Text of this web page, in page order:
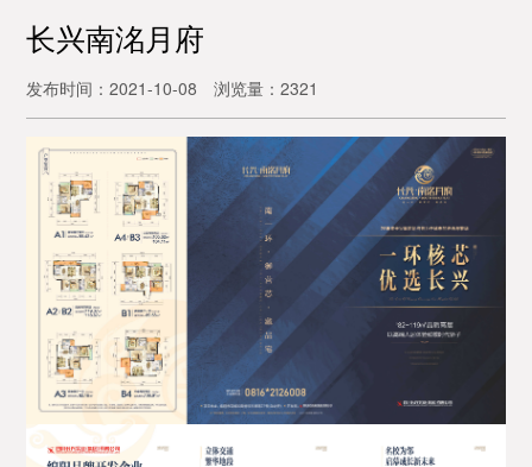
长兴南洺月府
发布时间：2021-10-08 浏览量：2321